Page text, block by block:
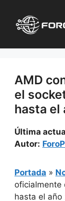
contenido
AMD
el
hasta el
Última
Autor:
Portada »
oficialmente
hasta el año